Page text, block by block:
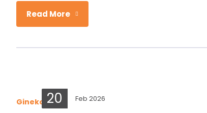
Read More
20 Feb 2026
Ginekologiya